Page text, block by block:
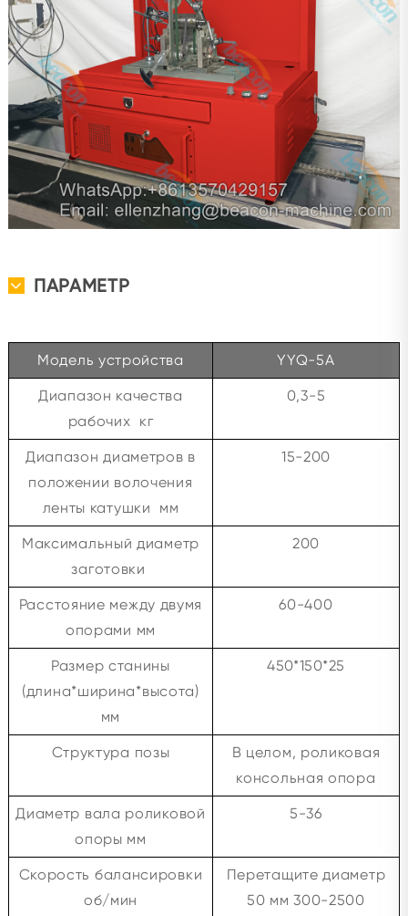
ПАРАМЕТР
Модель устройства YYQ-5A
Диапазон качества
рабочих кг
0,3-5
Диапазон диаметров в
положении волочения
ленты катушки мм
15-200
Максимальный диаметр
заготовки
200
Расстояние между двумя
опорами мм
60-400
Размер станины
(длина*ширина*высота)
мм
450*150*25
Структура позы
В целом, роликовая
консольная опора
Диаметр вала роликовой
опоры мм
5-36
Скорость балансировки
об/мин
Перетащите диаметр
50 мм 300-2500